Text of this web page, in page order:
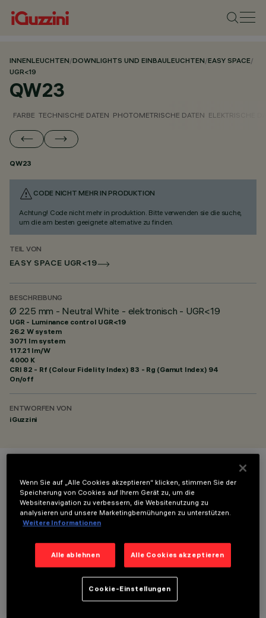
INNENLEUCHTEN/DOWNLIGHTS UND EINBAULEUCHTEN/EASY SPACE/
UGR<19
QW23
FARBE TECHNISCHE DATEN PHOTOMETRISCHE DATEN ELEKTRISCHE
QW23
CODE NICHT MEHR IN PRODUKTION
Achtung! Code nicht mehr in produktion. Bitte verwenden sie die suche,
um die am besten geeignete alternative zu finden.
TEIL VON
EASY SPACE UGR<19
BESCHREIBUNG
Ø 225 mm - Neutral White - elektronisch - UGR<19
UGR - Luminance control UGR<19
26.2 W system
3071 lm system
117.21 lm/W
4000 K
CRI 82 - Rf (Colour Fidelity Index) 83 - Rg (Gamut Index) 94
On/off
ENTWORFEN VON
iGuzzini
FARBE
TECHNISCHE DATEN
Wenn Sie auf „Alle Cookies akzeptieren“ klicken, stimmen Sie der
Speicherung von Cookies auf Ihrem Gerät zu, um die
Websitenavigation zu verbessern, die Websitenutzung zu
analysieren und unsere Marketingbemühungen zu unterstützen.
Weitere Informationen
Alle ablehnen Alle Cookies akzeptieren
Cookie-Einstellungen